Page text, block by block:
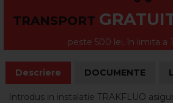
TRANSPORT
peste 500 lei, în limita a
Descriere DOCUMENTE
Introdus in instalatie TRAKFLUO